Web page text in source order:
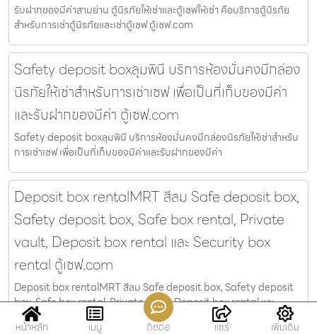
รับฝากของมีค่าสามย่าน ตู้นิรภัยให้เช่าและตู้เซฟให้เช่า คือบริการตู้นิรภัย
สำหรับการเช่าตู้นิรภัยและเช่าตู้เซฟ ตู้เซฟ.com
Safety deposit boxลุมพินี บริการห้องมั่นคงมีกล่อง
นิรภัยให้เช่าสำหรับการเช่าเซฟ เพื่อเป็นที่เก็บของมีค่า
และรับฝากของมีค่า ตู้เซฟ.com
Safety deposit boxลุมพินี บริการห้องมั่นคงมีกล่องนิรภัยให้เช่าสำหรับ
การเช่าเซฟ เพื่อเป็นที่เก็บของมีค่าและรับฝากของมีค่า
Deposit box rentalMRT สีลม Safe deposit box,
Safety deposit box, Safe box rental, Private
vault, Deposit box rental และ Security box
rental ตู้เซฟ.com
Deposit box rentalMRT สีลม Safe deposit box, Safety deposit
box, Safe box rental, Private vault, Deposit box rental และ
หน้าหลัก
เมนู ติดต่อ แชร์ เพิ่มเติม